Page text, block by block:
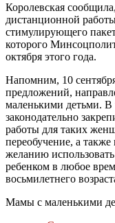
Королевская
дистанционной
стимулирующего
которого
октября этого года.
Напомним, 10
предложений,
маленькими детьми. В
законодательно
работы для таких
переобучение, а
желанию
ребенком в любое
восьмилетнего
Мамы с маленькими